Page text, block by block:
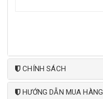
CHÍNH SÁCH
HƯỚNG DẪN MUA HÀNG